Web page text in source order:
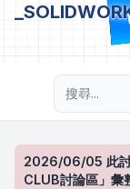
2026/06/05 此討
CLUB討論區」彙